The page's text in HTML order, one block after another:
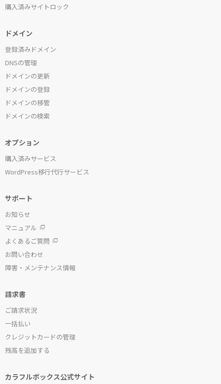
購入済みサイトロック
ドメイン
登録済みドメイン
DNSの管理
ドメインの更新
ドメインの登録
ドメインの移管
ドメインの検索
オプション
購入済みサービス
WordPress移行代行サービス
サポート
お知らせ
マニュアル
よくあるご質問
お問い合わせ
障害・メンテナンス情報
請求書
ご請求状況
一括払い
クレジットカードの管理
残高を追加する
カラフルボックス公式サイト